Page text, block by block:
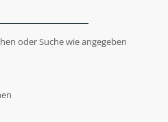
oder Suche wie angegeben